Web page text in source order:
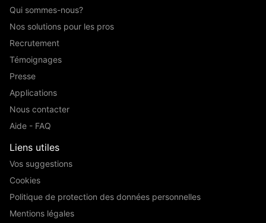
Qui sommes-nous?
Nos solutions pour les pros
Recrutement
Témoignages
Presse
Applications
Nous contacter
Aide - FAQ
Liens utiles
Vos suggestions
Cookies
Politique de protection des données personnelles
Mentions légales